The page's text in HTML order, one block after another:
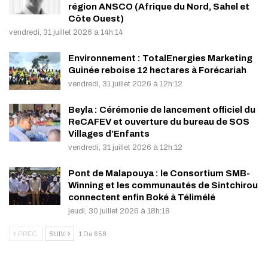
région ANSCO (Afrique du Nord, Sahel et
Côte Ouest)
vendredi, 31 juillet 2026 à 14h:14
Environnement : TotalEnergies Marketing
Guinée reboise 12 hectares à Forécariah
vendredi, 31 juillet 2026 à 12h:12
Beyla : Cérémonie de lancement officiel du
ReCAFEV et ouverture du bureau de SOS
Villages d’Enfants
vendredi, 31 juillet 2026 à 12h:12
Pont de Malapouya : le Consortium SMB-
Winning et les communautés de Sintchirou
connectent enfin Boké à Télimélé
jeudi, 30 juillet 2026 à 18h:18
PRÉC. SUIV. 1 De 658